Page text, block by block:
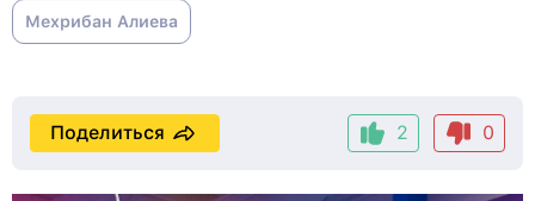
Мехрибан Алиева
2 0
Поделиться